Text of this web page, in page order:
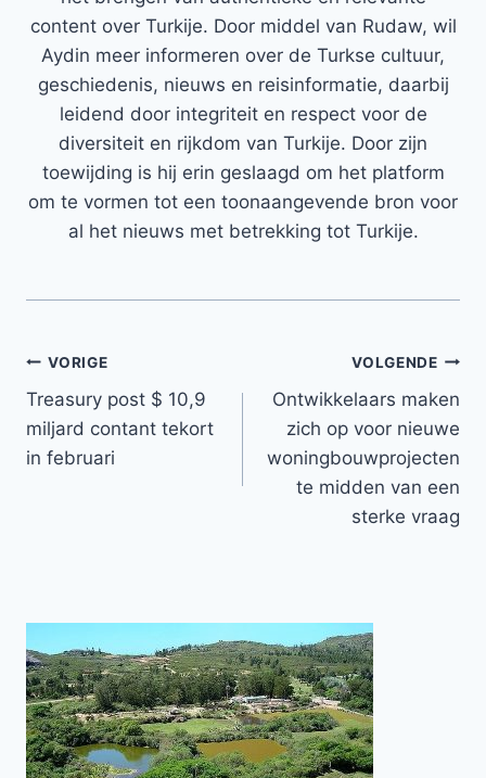
content over Turkije. Door middel van Rudaw, wil
Aydin meer informeren over de Turkse cultuur,
geschiedenis, nieuws en reisinformatie, daarbij
leidend door integriteit en respect voor de
diversiteit en rijkdom van Turkije. Door zijn
toewijding is hij erin geslaagd om het platform
om te vormen tot een toonaangevende bron voor
al het nieuws met betrekking tot Turkije.
Bericht
navigatie
VORIGE
Treasury post $ 10,9
miljard contant tekort
in februari
VOLGENDE
Ontwikkelaars maken
zich op voor nieuwe
woningbouwprojecten
te midden van een
sterke vraag